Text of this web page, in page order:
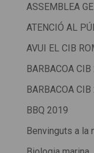
ASSEMBLEA
ATENCIÓ AL
AVUI EL CIB
BARBACOA CIB
BARBACOA CIB
BBQ 2019
Benvinguts a la